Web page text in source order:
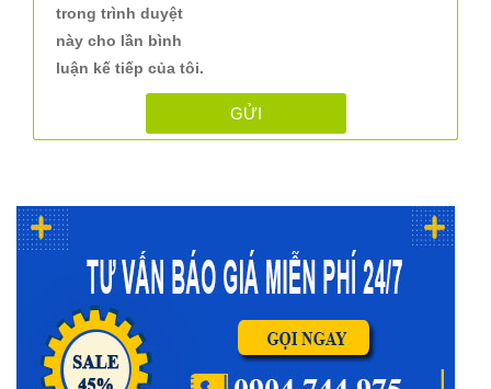
trong trình duyệt
này cho lần bình
luận kế tiếp của tôi.